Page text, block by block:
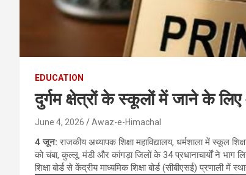
EDUCATION
दुर्गम क्षेत्रों के स्कूलों में जाने के
June 4, 2026 Awaz-e-Himachal
4 जून:राजकीय अध्यापक शिक्षा महाविद्यालय, धर्मशाला में स्कूल
को चंबा, कुल्लू, मंडी और कांगड़ा जिलों के 34 प्रधानाचार्यों ने भाग
शिक्षा बोर्ड से केंद्रीय माध्यमिक शिक्षा बोर्ड (सीबीएसई) प्रणाली में